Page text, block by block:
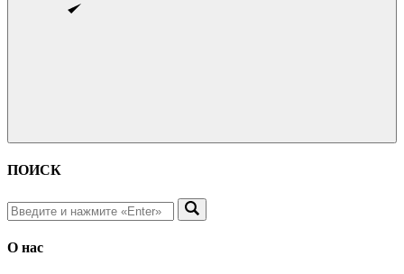
ПОИСК
О нас